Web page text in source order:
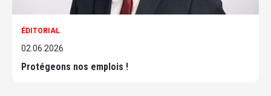
ÉDITORIAL
02.06.2026
Protégeons nos emplois !